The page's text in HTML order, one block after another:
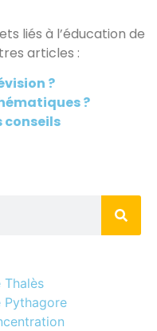
liés à l’éducation de
articles :
?
?
conseils
Pythagore